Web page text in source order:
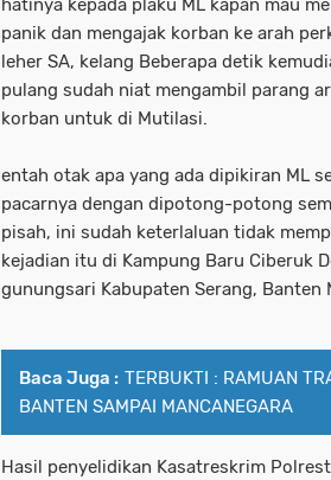
hatinya kepada plaku ML kapan mau
panik dan mengajak korban ke arah
leher SA, kelang Beberapa detik
pulang sudah niat mengambil parang
korban untuk di Mutilasi.
entah otak apa yang ada dipikiran ML
pacarnya dengan dipotong-potong
pisah, ini sudah keterlaluan tidak
kejadian itu di Kampung Baru Ciberuk
gunungsari Kabupaten Serang, Banten
Baca Juga : TERBUKTI : RAMUAN
BANTEN SAMPAI MANCANEGARA
Hasil penyelidikan Kasatreskrim